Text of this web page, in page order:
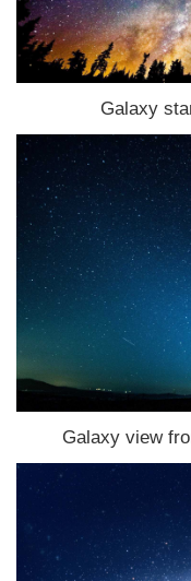
Galaxy
Galaxy view